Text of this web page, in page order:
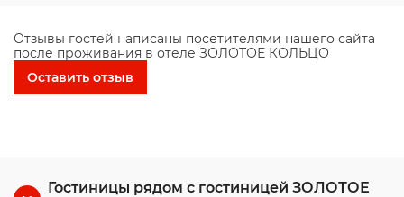
Отзывы гостей написаны посетителями нашего сайта
после проживания в отеле ЗОЛОТОЕ КОЛЬЦО
Оставить отзыв
Гостиницы рядом с гостиницей ЗОЛОТОЕ